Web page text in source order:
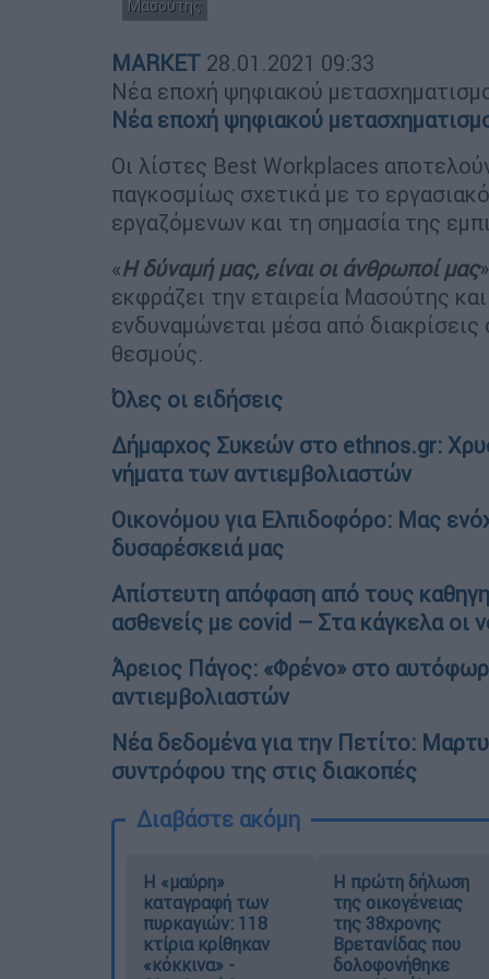
Μασούτης
MARKET 28.01.2021 09:33
Νέα εποχή ψηφιακού
Νέα εποχή ψηφιακού
Οι λίστες Best Workplaces
παγκοσμίως σχετικά με το
εργαζόμενων και τη σημασία της
«Η δύναμή μας, είναι οι άνθρωποί μας
εκφράζει την εταιρεία Μασούτης
ενδυναμώνεται μέσα από
θεσμούς.
Όλες οι ειδήσεις
Δήμαρχος Συκεών στο ethnos.gr:
νήματα των αντιεμβολιαστών
Οικονόμου για Ελπιδοφόρο: Μας
δυσαρέσκειά μας
Απίστευτη απόφαση από τους
ασθενείς με covid – Στα κάγκελα οι
Άρειος Πάγος: «Φρένο» στο
αντιεμβολιαστών
Νέα δεδομένα για την Πετίτο:
συντρόφου της στις διακοπές
Διαβάστε ακόμη
Η «μαύρη»
καταγραφή των
πυρκαγιών: 118
κτίρια κρίθηκαν
«κόκκινα» -
Η πρώτη δήλωση
της οικογένειας
της 38χρονης
Βρετανίδας που
δολοφονήθηκε